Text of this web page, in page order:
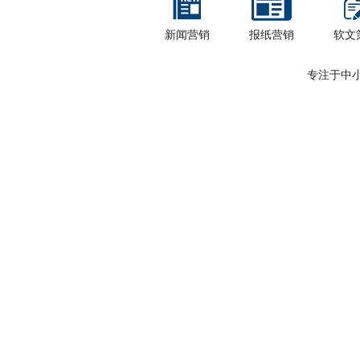
新闻营销 报纸营销 软文
专注于中